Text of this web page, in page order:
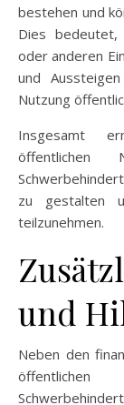
bestehen und
Dies bedeutet,
oder anderen
und
Nutzung
Insgesamt
öffentlichen
zu gestalten
teilzunehmen.
und
Neben den